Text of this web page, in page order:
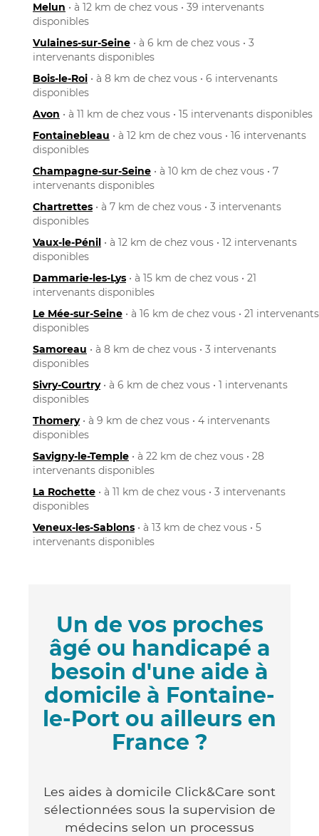
Melun • à 12 km de chez vous • 39 intervenants
disponibles
Vulaines-sur-Seine • à 6 km de chez vous • 3
intervenants disponibles
Bois-le-Roi • à 8 km de chez vous • 6 intervenants
disponibles
Avon • à 11 km de chez vous • 15 intervenants disponibles
Fontainebleau • à 12 km de chez vous • 16 intervenants
disponibles
Champagne-sur-Seine • à 10 km de chez vous • 7
intervenants disponibles
Chartrettes • à 7 km de chez vous • 3 intervenants
disponibles
Vaux-le-Pénil • à 12 km de chez vous • 12 intervenants
disponibles
Dammarie-les-Lys • à 15 km de chez vous • 21
intervenants disponibles
Le Mée-sur-Seine • à 16 km de chez vous • 21 intervenants
disponibles
Samoreau • à 8 km de chez vous • 3 intervenants
disponibles
Sivry-Courtry• à 6 km de chez vous • 1 intervenants
disponibles
Thomery• à 9 km de chez vous • 4 intervenants
disponibles
Savigny-le-Temple • à 22 km de chez vous • 28
intervenants disponibles
La Rochette • à 11 km de chez vous • 3 intervenants
disponibles
Veneux-les-Sablons • à 13 km de chez vous • 5
intervenants disponibles
Un de vos proches
âgé ou handicapé a
besoin d'une aide à
domicile à Fontaine-
le-Port ou ailleurs en
France ?
Les aides à domicile Click&Care sont
sélectionnées sous la supervision de
médecins selon un processus